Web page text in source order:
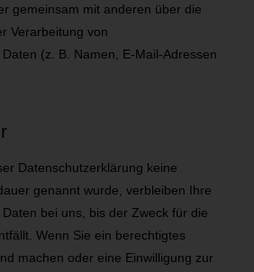
gemeinsam mit anderen über die
Verarbeitung von
(z. B. Namen, E-Mail-Adressen
Datenschutzerklärung keine
genannt wurde, verbleiben Ihre
bei uns, bis der Zweck für die
Wenn Sie ein berechtigtes
machen oder eine Einwilligung zur